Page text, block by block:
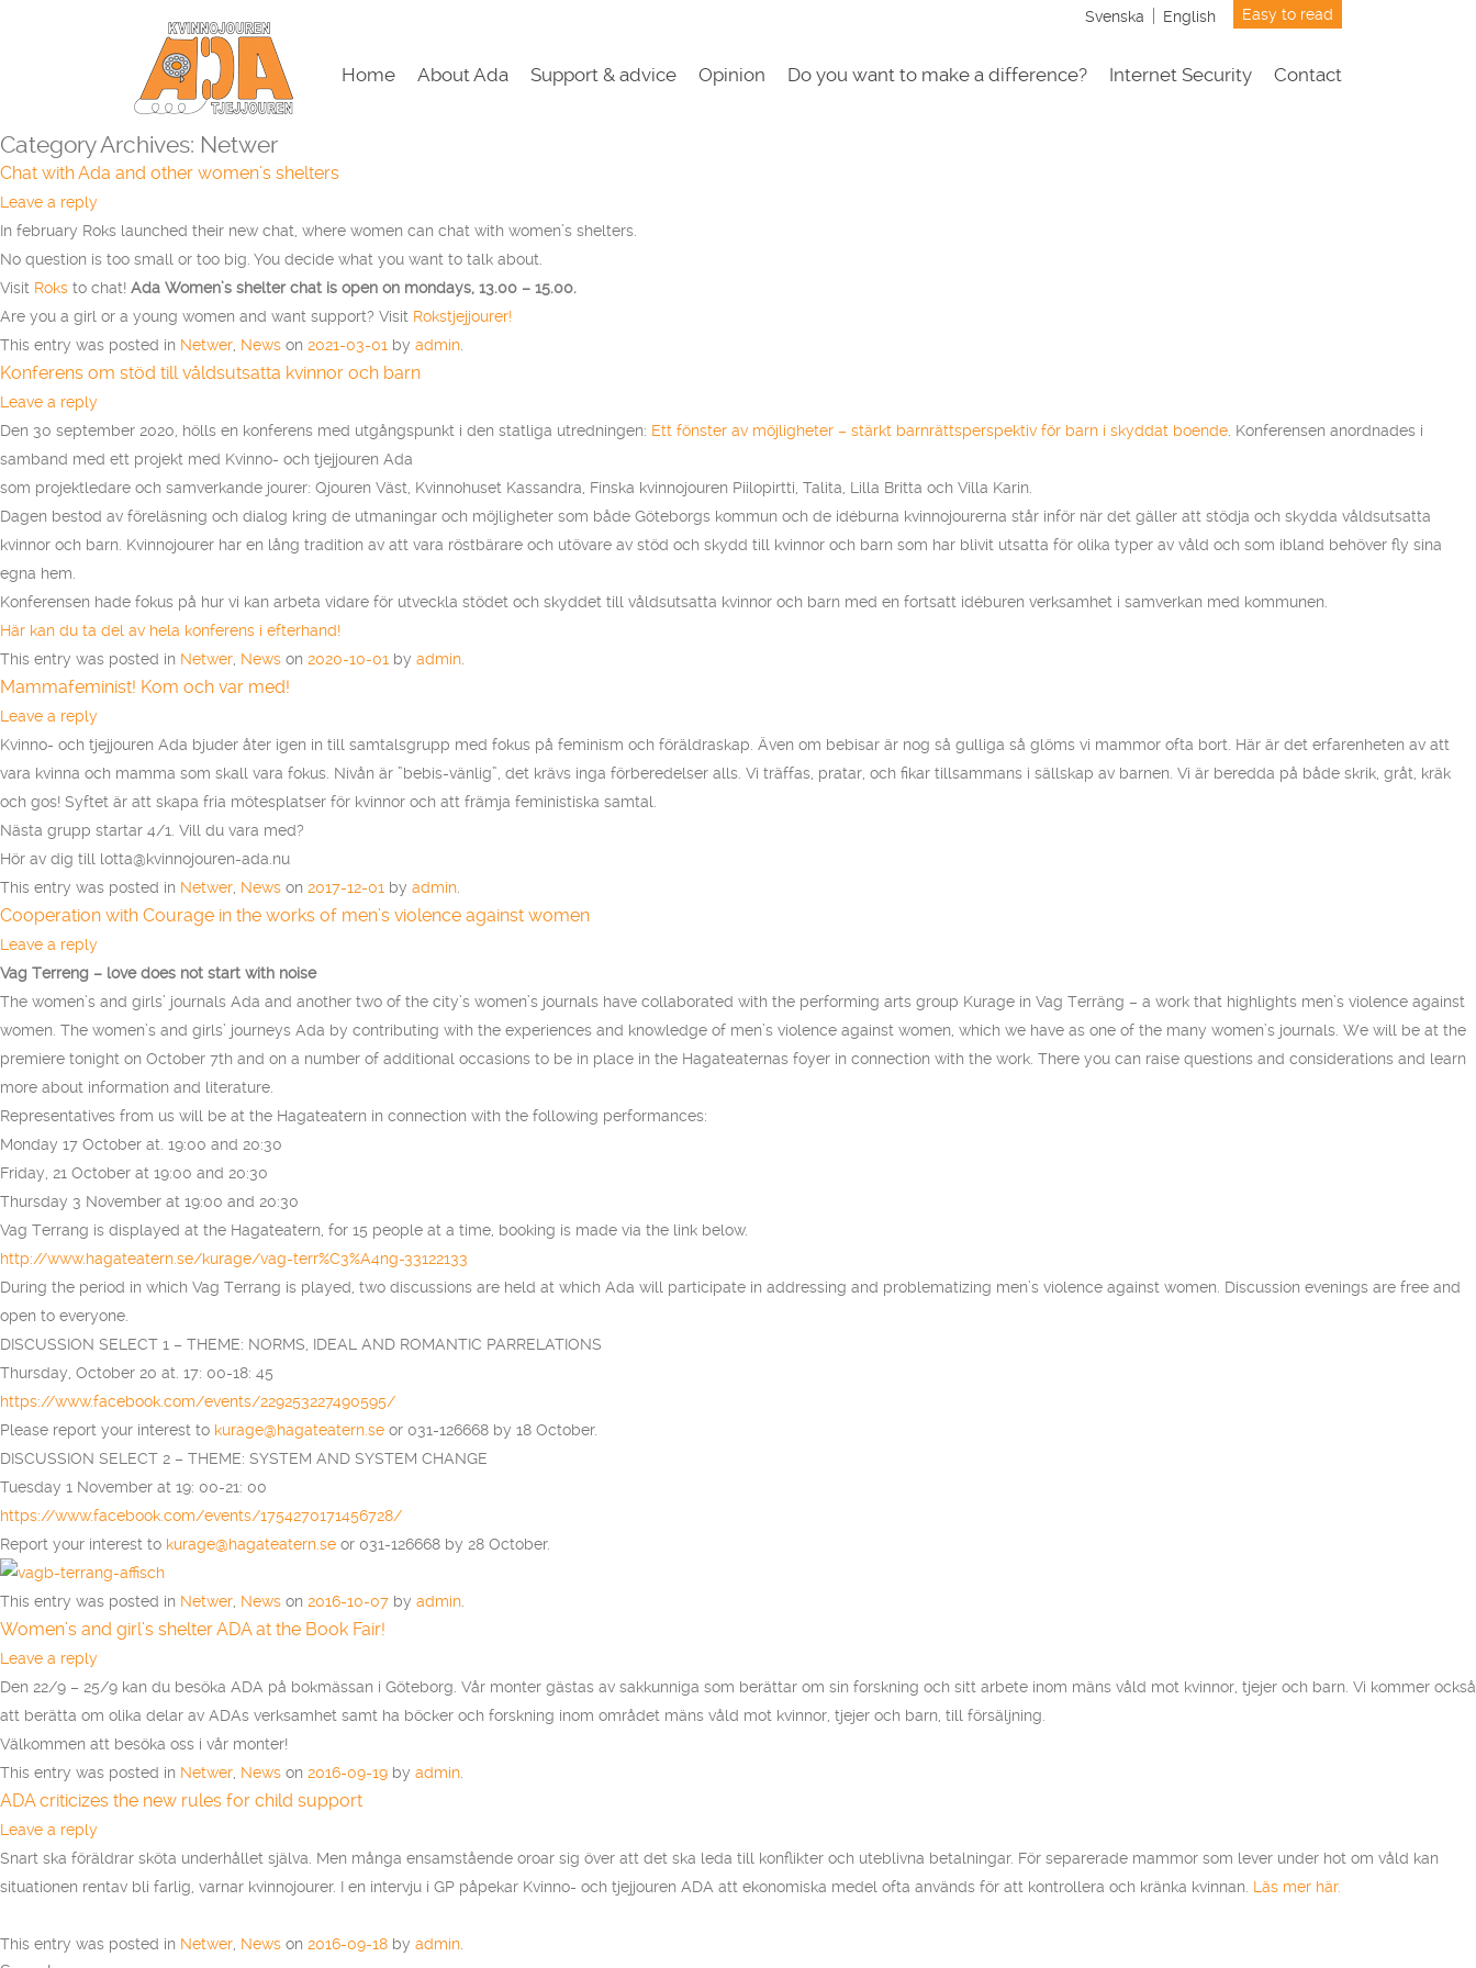
Home About Ada Support & advice Opinion Do you want to make a difference? Internet Security Contact
Svenska English Easy to read
Category Archives: Netwer
Chat with Ada and other women’s shelters
Leave a reply
In february Roks launched their new chat, where women can chat with women’s shelters.
No question is too small or too big. You decide what you want to talk about.
Visit Roks to chat! Ada Women’s shelter chat is open on mondays, 13.00 – 15.00.
Are you a girl or a young women and want support? Visit Rokstjejjourer!
This entry was posted in Netwer News on 2021-03-01 by admin
Konferens om stöd till våldsutsatta kvinnor och barn
Leave a reply
Den 30 september 2020, hölls en konferens med utgångspunkt i den statliga utredningen: Ett fönster av möjligheter – stärkt barnrättsperspektiv för barn i skyddat boende . Konferensen anordnades i
samband med ett projekt med Kvinno- och tjejjouren Ada
som projektledare och samverkande jourer: Qjouren Väst, Kvinnohuset Kassandra, Finska kvinnojouren Piilopirtti, Talita, Lilla Britta och Villa Karin.
Dagen bestod av föreläsning och dialog kring de utmaningar och möjligheter som både Göteborgs kommun och de idéburna kvinnojourerna står inför när det gäller att stödja och skydda våldsutsatta
kvinnor och barn. Kvinnojourer har en lång tradition av att vara röstbärare och utövare av stöd och skydd till kvinnor och barn som har blivit utsatta för olika typer av våld och som ibland behöver fly sina
egna hem.
Konferensen hade fokus på hur vi kan arbeta vidare för utveckla stödet och skyddet till våldsutsatta kvinnor och barn med en fortsatt idéburen verksamhet i samverkan med kommunen.
Här kan du ta del av hela konferens i efterhand!
This entry was posted in Netwer News on 2020-10-01 by admin
Mammafeminist! Kom och var med!
Leave a reply
Kvinno- och tjejjouren Ada bjuder åter igen in till samtalsgrupp med fokus på feminism och föräldraskap. Även om bebisar är nog så gulliga så glöms vi mammor ofta bort. Här är det erfarenheten av att
vara kvinna och mamma som skall vara fokus. Nivån är ”bebis-vänlig”, det krävs inga förberedelser alls. Vi träffas, pratar, och fikar tillsammans i sällskap av barnen. Vi är beredda på både skrik, gråt, kräk
och gos! Syftet är att skapa fria mötesplatser för kvinnor och att främja feministiska samtal.
Nästa grupp startar 4/1. Vill du vara med?
Hör av dig till lotta@kvinnojouren-ada.nu
This entry was posted in Netwer News on 2017-12-01 by admin
Cooperation with Courage in the works of men’s violence against women
Leave a reply
Vag Terreng – love does not start with noise
The women’s and girls’ journals Ada and another two of the city’s women’s journals have collaborated with the performing arts group Kurage in Vag Terräng – a work that highlights men’s violence against
women. The women’s and girls’ journeys Ada by contributing with the experiences and knowledge of men’s violence against women, which we have as one of the many women’s journals. We will be at the
premiere tonight on October 7th and on a number of additional occasions to be in place in the Hagateaternas foyer in connection with the work. There you can raise questions and considerations and learn
more about information and literature.
Representatives from us will be at the Hagateatern in connection with the following performances:
Monday 17 October at. 19:00 and 20:30
Friday, 21 October at 19:00 and 20:30
Thursday 3 November at 19:00 and 20:30
Vag Terrang is displayed at the Hagateatern, for 15 people at a time, booking is made via the link below.
http://www.hagateatern.se/kurage/vag-terr%C3%A4ng-33122133
During the period in which Vag Terrang is played, two discussions are held at which Ada will participate in addressing and problematizing men’s violence against women. Discussion evenings are free and
open to everyone.
DISCUSSION SELECT 1 – THEME: NORMS, IDEAL AND ROMANTIC PARRELATIONS
Thursday, October 20 at. 17: 00-18: 45
https://www.facebook.com/events/229253227490595/
Please report your interest to kurage@hagateatern.se or 031-126668 by 18 October.
DISCUSSION SELECT 2 – THEME: SYSTEM AND SYSTEM CHANGE
Tuesday 1 November at 19: 00-21: 00
https://www.facebook.com/events/1754270171456728/
Report your interest to kurage@hagateatern.se or 031-126668 by 28 October.
This entry was posted in Netwer News on 2016-10-07 by admin
Women’s and girl’s shelter ADA at the Book Fair!
Leave a reply
Den 22/9 – 25/9 kan du besöka ADA på bokmässan i Göteborg. Vår monter gästas av sakkunniga som berättar om sin forskning och sitt arbete inom mäns våld mot kvinnor, tjejer och barn. Vi kommer också
att berätta om olika delar av ADAs verksamhet samt ha böcker och forskning inom området mäns våld mot kvinnor, tjejer och barn, till försäljning.
Välkommen att besöka oss i vår monter!
This entry was posted in Netwer News on 2016-09-19 by admin
ADA criticizes the new rules for child support
Leave a reply
Snart ska föräldrar sköta underhållet själva. Men många ensamstående oroar sig över att det ska leda till konflikter och uteblivna betalningar. För separerade mammor som lever under hot om våld kan
situationen rentav bli farlig, varnar kvinnojourer. I en intervju i GP påpekar Kvinno- och tjejjouren ADA att ekonomiska medel ofta används för att kontrollera och kränka kvinnan. Läs mer här.
This entry was posted in Netwer News on 2016-09-18 by admin